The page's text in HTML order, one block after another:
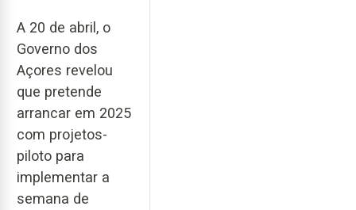
A 20 de abril, o
Governo dos
Açores revelou
que pretende
arrancar em 2025
com projetos-
piloto para
implementar a
semana de